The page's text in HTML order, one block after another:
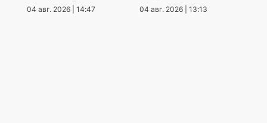
04 авг. 2026 | 14:47 04 авг. 2026 | 13:13